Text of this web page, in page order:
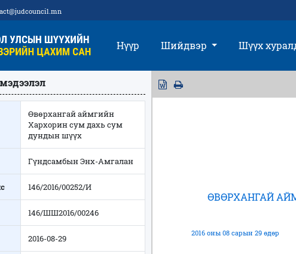
Нүүр Шийдвэр Шүүх
Өвөрхангай аймгийн
Хархорин сум дахь сум
дундын шүүх
Гүндсамбын Энх-Амгалан
146/2016/00252/И
146/ШШ2016/00246
2016-08-29
ӨВӨРХАНГАЙ
2016 оны 08 сарын 29 өдөр